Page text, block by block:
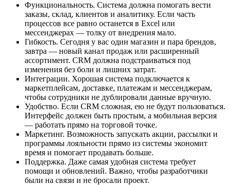
Функциональность. Система должна помогать вести
заказы, склад, клиентов и аналитику. Если часть
процессов все равно останется в Excel или
мессенджерах — толку от внедрения мало.
Гибкость. Сегодня у вас один магазин и пара брендов,
завтра — новый канал продаж или расширенный
ассортимент. CRM должна подстраиваться под
изменения без боли и лишних затрат.
Интеграции. Хорошая система подключается к
маркетплейсам, доставке, платежам и мессенджерам,
чтобы сотрудники не дублировали данные вручную.
Удобство. Если CRM сложная, ею не будут пользоваться.
Интерфейс должен быть простым, а мобильная версия
— работать прямо на торговой точке.
Маркетинг. Возможность запускать акции, рассылки и
программы лояльности прямо из системы экономит
время и помогает продавать больше.
Поддержка. Даже самая удобная система требует
помощи и обновлений. Важно, чтобы разработчики
были на связи и не бросали проект.